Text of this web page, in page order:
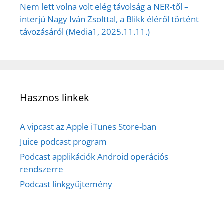
Nem lett volna volt elég távolság a NER-től –
interjú Nagy Iván Zsolttal, a Blikk éléről történt
távozásáról (Media1, 2025.11.11.)
Hasznos linkek
A vipcast az Apple iTunes Store-ban
Juice podcast program
Podcast applikációk Android operációs
rendszerre
Podcast linkgyűjtemény